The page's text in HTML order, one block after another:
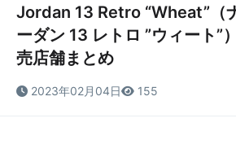
Jordan 13 Retro “Wheat”（
ーダン 13 レトロ ”ウィート”
売店舗まとめ
2023年02月04日 155